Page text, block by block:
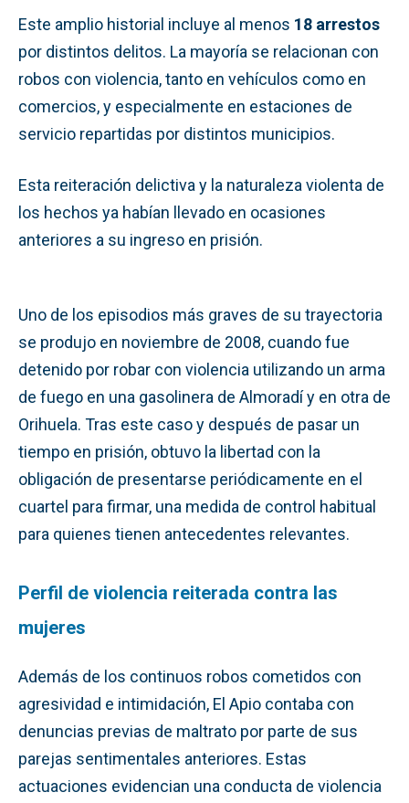
Este amplio historial incluye al menos 18 arrestos
por distintos delitos. La mayoría se relacionan con
robos con violencia, tanto en vehículos como en
comercios, y especialmente en estaciones de
servicio repartidas por distintos municipios.
Esta reiteración delictiva y la naturaleza violenta de
los hechos ya habían llevado en ocasiones
anteriores a su ingreso en prisión.
Uno de los episodios más graves de su trayectoria
se produjo en noviembre de 2008, cuando fue
detenido por robar con violencia utilizando un arma
de fuego en una gasolinera de Almoradí y en otra de
Orihuela. Tras este caso y después de pasar un
tiempo en prisión, obtuvo la libertad con la
obligación de presentarse periódicamente en el
cuartel para firmar, una medida de control habitual
para quienes tienen antecedentes relevantes.
Perfil de violencia reiterada contra las
mujeres
Además de los continuos robos cometidos con
agresividad e intimidación, El Apio contaba con
denuncias previas de maltrato por parte de sus
parejas sentimentales anteriores. Estas
actuaciones evidencian una conducta de violencia